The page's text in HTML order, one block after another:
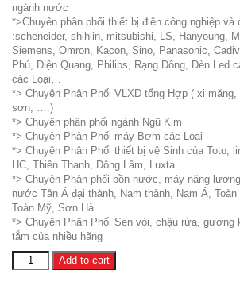
ngành nước
*>Chuyên phân phối thiết bị điện công nghiệp và
:scheneider, shihlin, mitsubishi, LS, Hanyoung,
Siemens, Omron, Kacon, Sino, Panasonic,
Phú, Điện Quang, Philips, Rạng Đông, Đèn Led
các Loại…
*> Chuyên Phân Phối VLXD tổng Hợp ( xi măng,
sơn, ….)
*> Chuyên phân phối ngành Ngũ Kim
*> Chuyên Phân Phối máy Bơm các Loại
*> Chuyên Phân Phối thiết bị vệ Sinh của Toto,
HC, Thiên Thanh, Đông Lâm, Luxta…
*> Chuyên Phân phối bồn nước, máy năng
nước Tân Á đại thành, Nam thành, Nam Á, Toàn
Toàn Mỹ, Sơn Hà…
*> Chuyên Phân Phối Sen vòi, chậu rửa, gương
tắm của nhiều hãng
Đèn
led
Add to cart